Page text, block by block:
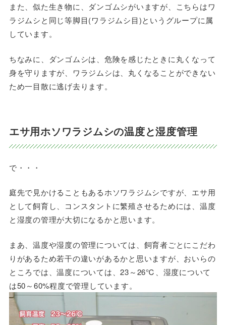
また、似た生き物に、ダンゴムシがいますが、こちらはワ
ラジムシと同じ等脚目(ワラジムシ目)というグループに属
しています。
ちなみに、ダンゴムシは、危険を感じたときに丸くなって
身を守りますが、ワラジムシは、丸くなることができない
ため一目散に逃げ去ります。
エサ用ホソワラジムシの温度と湿度管理
で・・・
庭先で見かけることもあるホソワラジムシですが、エサ用
として飼育し、コンスタントに繁殖させるためには、温度
と湿度の管理が大切になるかと思います。
まあ、温度や湿度の管理については、飼育者ごとにこだわ
りがあるため若干の違いがあるかと思いますが、おいらの
ところでは、温度については、23～26℃、湿度について
は50～60%程度で管理しています。